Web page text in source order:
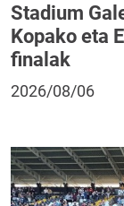
Stadium
Kopako eta
finalak
2026/08/06